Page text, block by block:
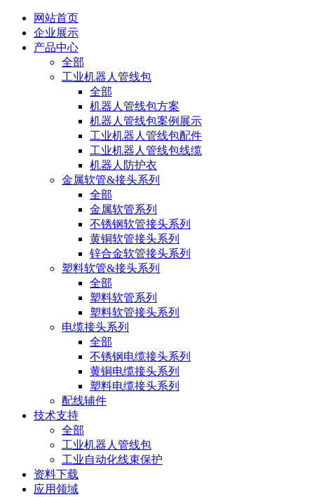
网站首页
企业展示
产品中心
全部
工业机器人管线包
全部
机器人管线包方案
机器人管线包案例展示
工业机器人管线包配件
工业机器人管线包线缆
机器人防护衣
金属软管&接头系列
全部
金属软管系列
不锈钢软管接头系列
黄铜软管接头系列
锌合金软管接头系列
塑料软管&接头系列
全部
塑料软管系列
塑料软管接头系列
电缆接头系列
全部
不锈钢电缆接头系列
黄铜电缆接头系列
塑料电缆接头系列
配线辅件
技术支持
全部
工业机器人管线包
工业自动化线束保护
资料下载
应用领域